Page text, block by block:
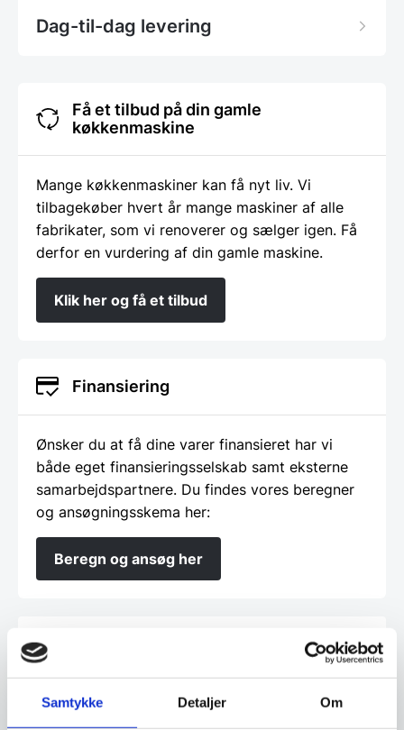
Samtykke Detaljer Om
Dag-til-dag levering
Få et tilbud på din gamle
køkkenmaskine
Mange køkkenmaskiner kan få nyt liv. Vi
tilbagekøber hvert år mange maskiner af alle
fabrikater, som vi renoverer og sælger igen. Få
derfor en vurdering af din gamle maskine.
Klik her og få et tilbud
Finansiering
Ønsker du at få dine varer finansieret har vi
både eget finansieringsselskab samt eksterne
samarbejdspartnere. Du findes vores beregner
og ansøgningsskema her:
Beregn og ansøg her
Har du spørgsmål til varen? Klik her
Vi prismatcher - Klik her